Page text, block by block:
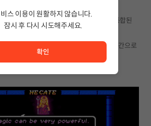
컨트롤 통합: Twitch 콘텐츠 제작자들은 통합된
기능을 통해 이전과는 전혀 다른 방식으로
수 있으며, 시청자들은 게임 플레이에 실시간으로
랙티브하고 신나는 경험을 할 수 있습니다!
스 이용이 원활하지 않습니다.
잠시 후 다시 시도해주세요.
확인